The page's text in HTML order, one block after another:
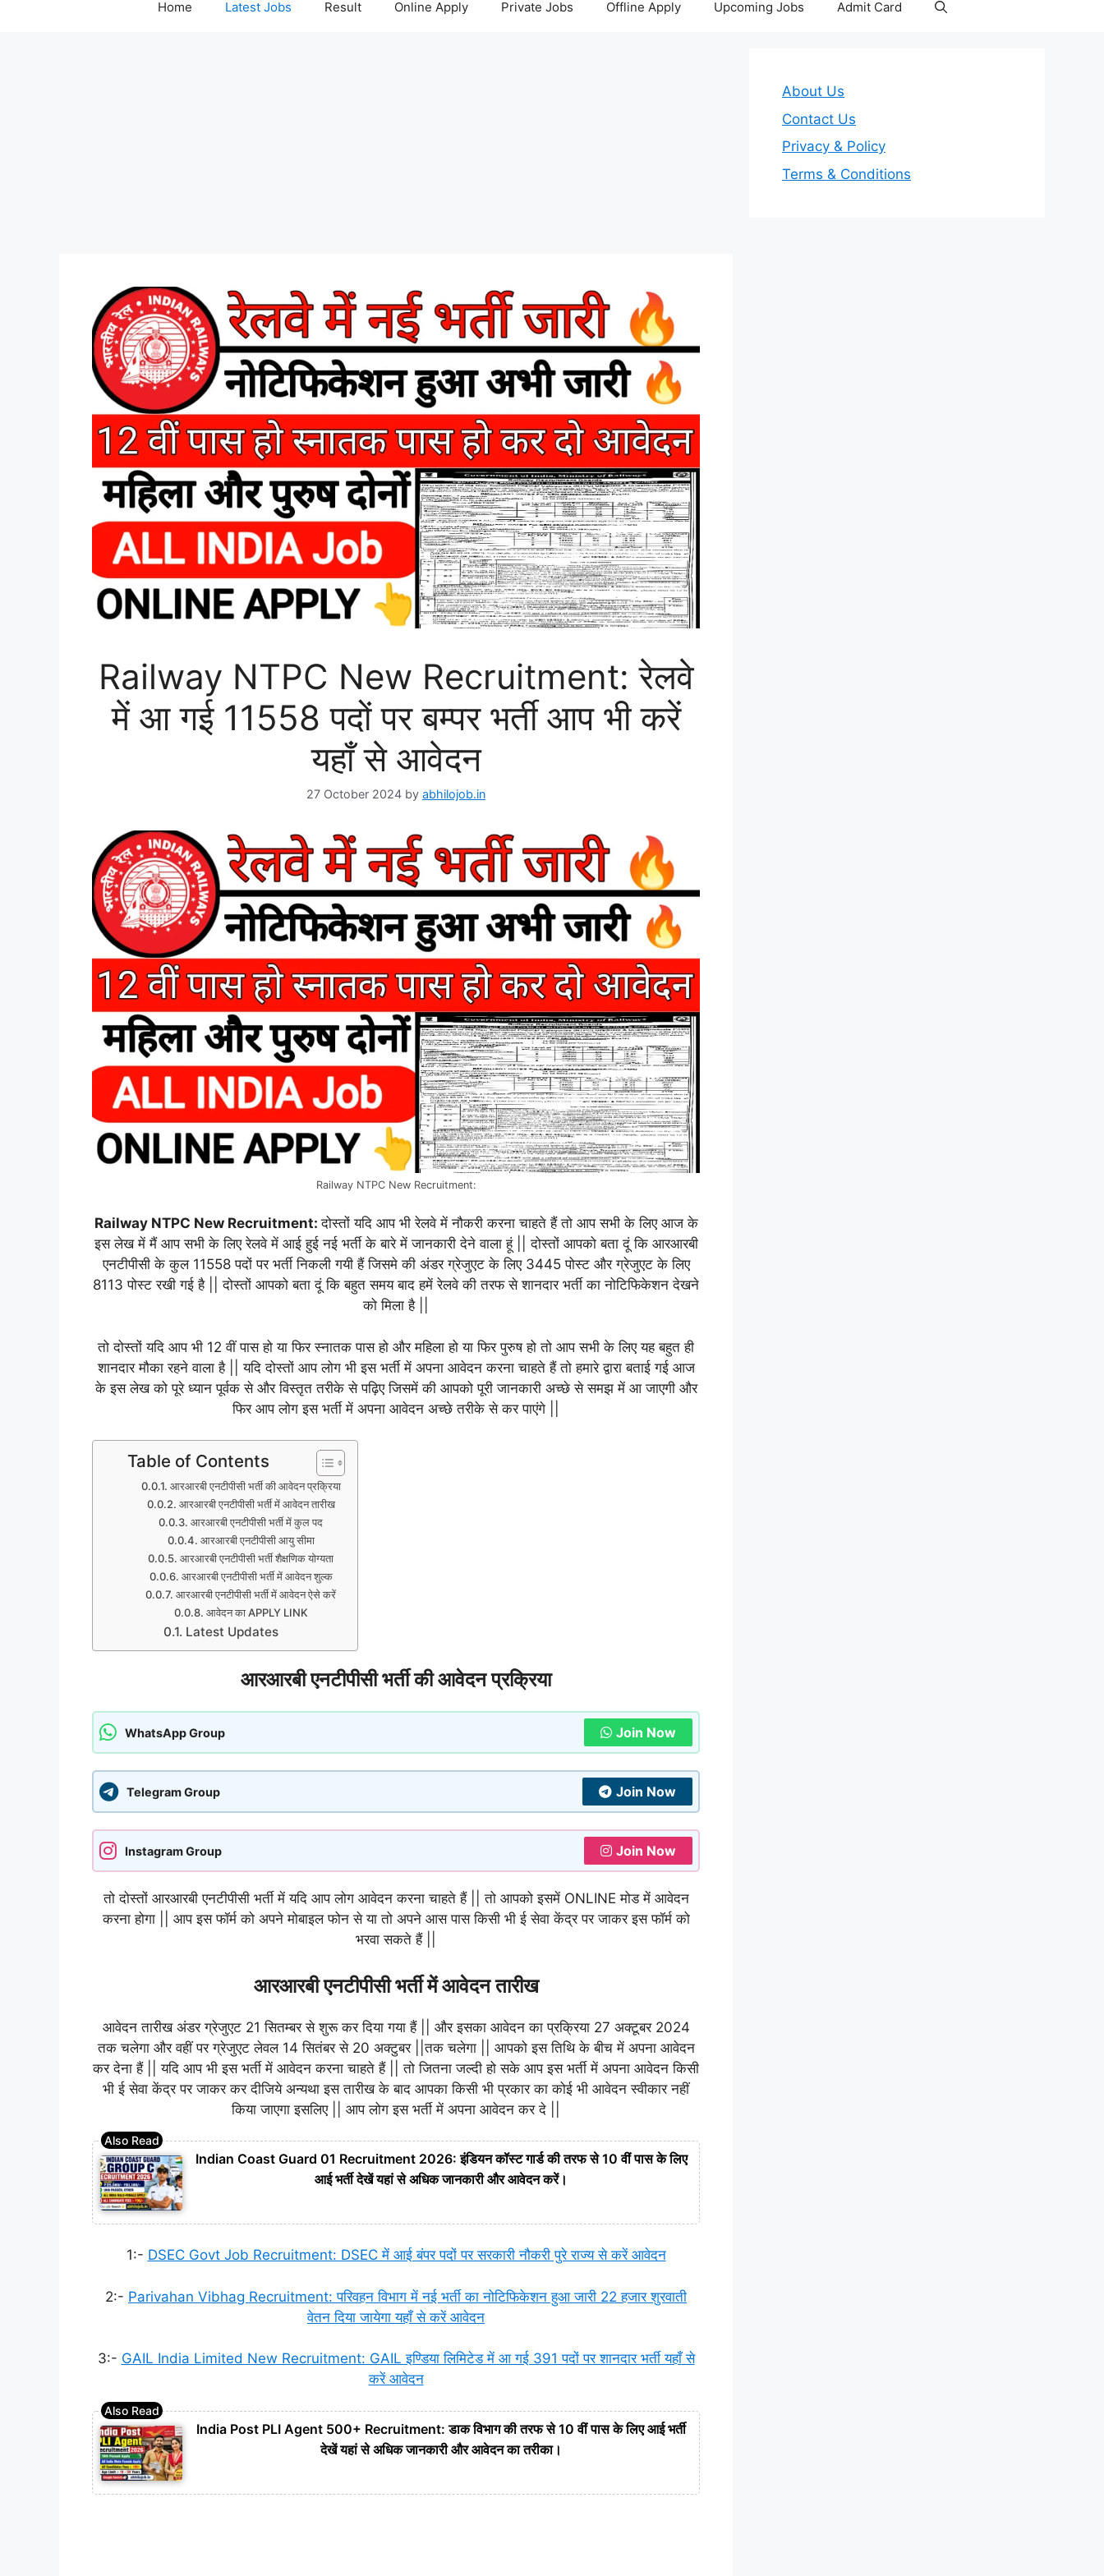
Home Latest Jobs Result Online Apply Private Jobs Offline Apply Upcoming Jobs Admit Card
Railway NTPC New Recruitment: रेलवे
में आ गई 11558 पदों पर बम्पर भर्ती आप भी करें
यहाँ से आवेदन
27 October 2024 by abhilojob.in
Railway NTPC New Recruitment:
Railway NTPC New Recruitment:दोस्तों यदि आप भी रेलवे में नौकरी करना चाहते हैं तो आप सभी के लिए आज के
इस लेख में मैं आप सभी के लिए रेलवे में आई हुई नई भर्ती के बारे में जानकारी देने वाला हूं || दोस्तों आपको बता दूं कि आरआरबी
एनटीपीसी के कुल 11558 पदों पर भर्ती निकली गयी हैं जिसमे की अंडर ग्रेजुएट के लिए 3445 पोस्ट और ग्रेजुएट के लिए
8113 पोस्ट रखी गई है || दोस्तों आपको बता दूं कि बहुत समय बाद हमें रेलवे की तरफ से शानदार भर्ती का नोटिफिकेशन देखने
को मिला है ||
तो दोस्तों यदि आप भी 12 वीं पास हो या फिर स्नातक पास हो और महिला हो या फिर पुरुष हो तो आप सभी के लिए यह बहुत ही
शानदार मौका रहने वाला है || यदि दोस्तों आप लोग भी इस भर्ती में अपना आवेदन करना चाहते हैं तो हमारे द्वारा बताई गई आज
के इस लेख को पूरे ध्यान पूर्वक से और विस्तृत तरीके से पढ़िए जिसमें की आपको पूरी जानकारी अच्छे से समझ में आ जाएगी और
फिर आप लोग इस भर्ती में अपना आवेदन अच्छे तरीके से कर पाएंगे ||
Table of Contents
आरआरबी एनटीपीसी भर्ती की आवेदन प्रक्रिया
आरआरबी एनटीपीसी भर्ती में आवेदन तारीख
आरआरबी एनटीपीसी भर्ती में कुल पद
आरआरबी एनटीपीसी आयु सीमा
आरआरबी एनटीपीसी भर्ती शैक्षणिक योग्यता
आरआरबी एनटीपीसी भर्ती में आवेदन शुल्क
आरआरबी एनटीपीसी भर्ती में आवेदन ऐसे करें
आवेदन का APPLY LINK
Latest Updates
आरआरबी एनटीपीसी भर्ती की आवेदन प्रक्रिया
WhatsApp Group Join Now
Telegram Group Join Now
Instagram Group Join Now
तो दोस्तों आरआरबी एनटीपीसी भर्ती में यदि आप लोग आवेदन करना चाहते हैं || तो आपको इसमें ONLINE मोड में आवेदन
करना होगा || आप इस फॉर्म को अपने मोबाइल फोन से या तो अपने आस पास किसी भी ई सेवा केंद्र पर जाकर इस फॉर्म को
भरवा सकते हैं ||
आरआरबी एनटीपीसी भर्ती में आवेदन तारीख
आवेदन तारीख अंडर ग्रेजुएट 21 सितम्बर से शुरू कर दिया गया हैं || और इसका आवेदन का प्रक्रिया 27 अक्टूबर 2024
तक चलेगा और वहीं पर ग्रेजुएट लेवल 14 सितंबर से 20 अक्टुबर ||तक चलेगा || आपको इस तिथि के बीच में अपना आवेदन
कर देना हैं || यदि आप भी इस भर्ती में आवेदन करना चाहते हैं || तो जितना जल्दी हो सके आप इस भर्ती में अपना आवेदन किसी
भी ई सेवा केंद्र पर जाकर कर दीजिये अन्यथा इस तारीख के बाद आपका किसी भी प्रकार का कोई भी आवेदन स्वीकार नहीं
किया जाएगा इसलिए || आप लोग इस भर्ती में अपना आवेदन कर दे ||
Indian Coast Guard 01 Recruitment 2026: इंडियन कॉस्ट गार्ड की तरफ से 10 वीं पास के लिए
आई भर्ती देखें यहां से अधिक जानकारी और आवेदन करें।
1:- DSEC Govt Job Recruitment: DSEC में आई बंपर पदों पर सरकारी नौकरी पुरे राज्य से करें आवेदन
2:- Parivahan Vibhag Recruitment: परिवहन विभाग में नई भर्ती का नोटिफिकेशन हुआ जारी 22 हजार शुरवाती
वेतन दिया जायेगा यहाँ से करें आवेदन
3:- GAIL India Limited New Recruitment: GAIL इण्डिया लिमिटेड में आ गई 391 पदों पर शानदार भर्ती यहाँ से
करें आवेदन
India Post PLI Agent 500+ Recruitment: डाक विभाग की तरफ से 10 वीं पास के लिए आई भर्ती
देखें यहां से अधिक जानकारी और आवेदन का तरीका।
About Us
Contact Us
Privacy & Policy
Terms & Conditions